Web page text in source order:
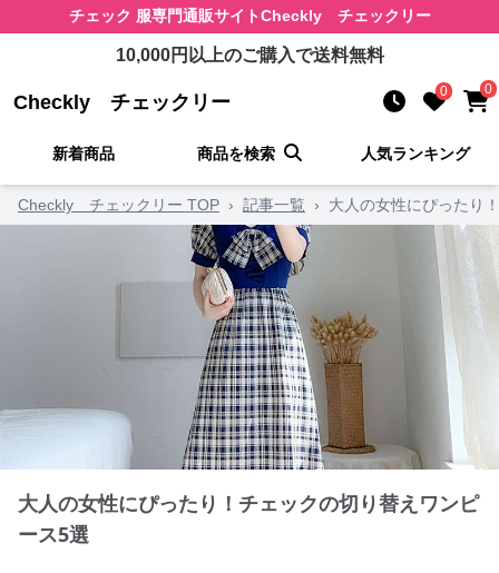
チェック 服専門通販サイトCheckly チェックリー
10,000円以上のご購入で送料無料
Checkly チェックリー 0 0
新着商品 商品を検索 人気ランキング
Checkly チェックリー TOP › 記事一覧 › 大人の女性にぴったり
大人の女性にぴったり！チェックの切り替えワンピ
ース5選